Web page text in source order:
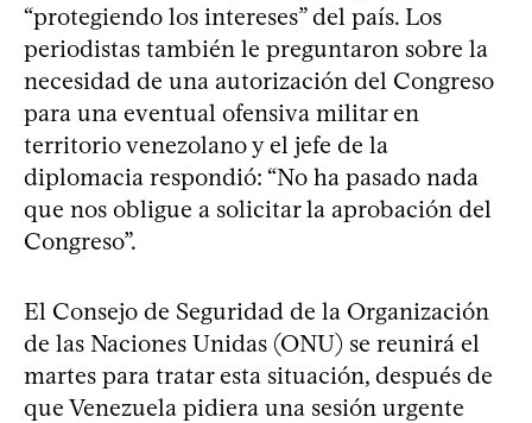
“protegiendo los intereses” del país. Los
periodistas también le preguntaron sobre la
necesidad de una autorización del Congreso
para una eventual ofensiva militar en
territorio venezolano y el jefe de la
diplomacia respondió: “No ha pasado nada
que nos obligue a solicitar la aprobación del
Congreso”.
El Consejo de Seguridad de la Organización
de las Naciones Unidas (ONU) se reunirá el
martes para tratar esta situación, después de
que Venezuela pidiera una sesión urgente